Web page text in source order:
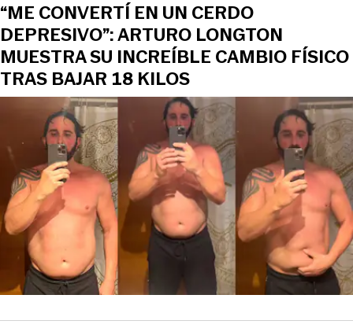
“ME CONVERTÍ EN UN CERDO
DEPRESIVO”: ARTURO LONGTON
MUESTRA SU INCREÍBLE CAMBIO FÍSICO
TRAS BAJAR 18 KILOS